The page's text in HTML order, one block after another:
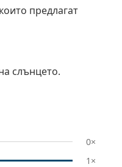
предлагат
слънцето.
0×
1×